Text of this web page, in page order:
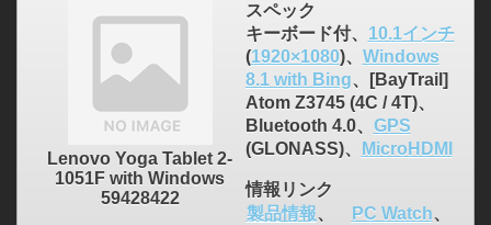
Lenovo Yoga Tablet 2-
1051F with Windows
59428422
スペック
キーボード付、 10.1インチ
(1920×1080)、 Windows
8.1 with Bing、[BayTrail]
Atom Z3745 (4C / 4T)、
Bluetooth 4.0、 GPS
(GLONASS)、
MicroHDMI
情報リンク
製品情報、 PC Watch、